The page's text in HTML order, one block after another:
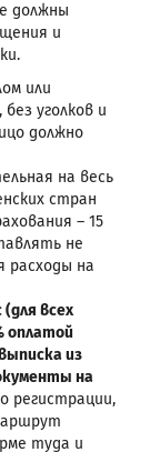
должны
и
или
уголков и
должно
на весь
стран
– 15
не
расходы на
всех
оплатой
из
на
регистрации,
туда и